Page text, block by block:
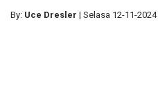
By: Uce Dresler | Selasa 12-11-2024